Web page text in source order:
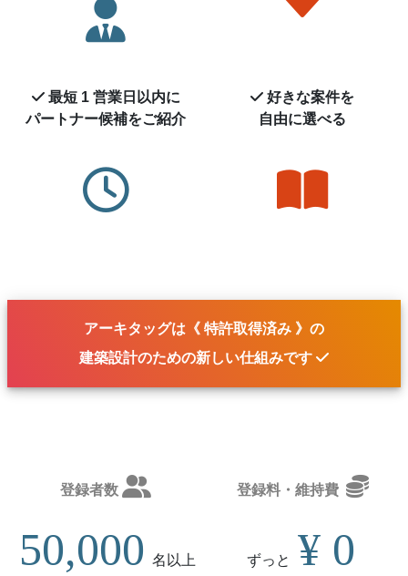
最短 1 営業日以内に
パートナー候補をご紹介
好きな案件を
自由に選べる
アーキタッグは《 特許取得済み 》の
建築設計のための新しい仕組みです
登録者数
50,000 名 以上
登録料・維持費
ずっと ¥ 0